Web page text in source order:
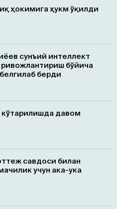
ҳокимига ҳукм ўқилди
сунъий интеллект
бўйича
берди
кўтарилишда давом
савдоси билан
учун ака-ука